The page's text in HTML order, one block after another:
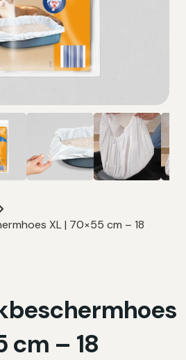
XL | 70×55 cm – 18
cm – 18